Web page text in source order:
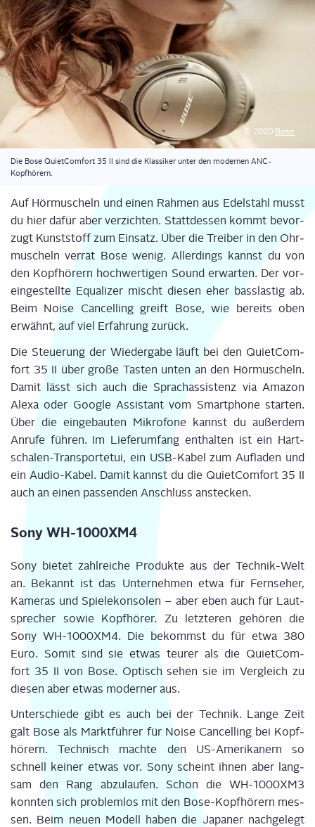
© 2020 Bose
Die Bose Quiet­Com­fort 35 II sind die Klas­si­ker unter den moder­nen ANC-
Kopfhörern.
Auf Hör­mu­scheln und einen Rah­men aus Edel­stahl musst
du hier dafür aber ver­zich­ten. Statt­des­sen kommt bevor­
zugt Kunst­stoff zum Ein­satz. Über die Trei­ber in den Ohr­
mu­scheln ver­rät Bose wenig. Aller­dings kannst du von
den Kopf­hö­rern hoch­wer­ti­gen Sound erwar­ten.Der vor­
ein­ge­stell­te Equa­li­zer mischt die­sen eher bass­las­tig ab.
Beim Noi­se Can­cel­linggreift Bose, wie bereits oben
erwähnt, auf viel Erfah­rung zurück.
Die Steue­rung der Wie­der­ga­be läuft bei den Quiet­Com­
fort 35 II über gro­ße Tas­ten unten an den Hör­mu­scheln.
Damit lässt sich auch die Sprach­as­sis­tenz via Ama­zon
Ale­xa oder Goog­le Assistant vom Smart­phone star­ten.
Über die ein­ge­bau­ten Mikro­fo­ne kannst du außer­dem
Anru­fe füh­ren. Im Lie­fer­um­fang ent­hal­ten ist ein Hart­
scha­len-Trans­por­t­etui, ein USB-Kabel zum Auf­la­den und
ein Audio-Kabel. Damit kannst du die Quiet­Com­fort35 II
auch an einen pas­sen­den Anschluss anstecken.
Sony WH-1000XM4
Sony bie­tet zahl­rei­che Pro­duk­te aus der Tech­nik-Welt
an. Bekannt ist das Unter­neh­men etwa für Fern­se­her,
Kame­ras und Spie­le­kon­so­len – aber eben auch für Laut­
spre­cher sowie Kopf­hö­rer. Zu letz­te­ren gehö­ren die
Sony WH-1000XM4. Die bekommst du für etwa 380
Euro. Somit sind sie etwas teu­rer als die Quiet­Com­
fort 35 II von Bose. Optisch sehen sie im Ver­gleich zu
die­sen aber etwas moder­ner aus.
Unter­schie­de gibt es auch bei der Tech­nik. Lan­ge Zeit
galt Bose als Markt­füh­rer für Noi­se Can­cel­lingbei Kopf­
hö­rern. Tech­nisch mach­te den US-Ame­ri­ka­nern so
schnell kei­ner etwas vor. Sony scheint ihnen aber lang­
sam den Rang abzu­lau­fen. Schon die WH-1000XM3
konn­ten sich pro­blem­los mit den Bose-Kopf­hö­rern mes­
sen. Beim neu­en Modell haben die Japa­ner nach­ge­legt